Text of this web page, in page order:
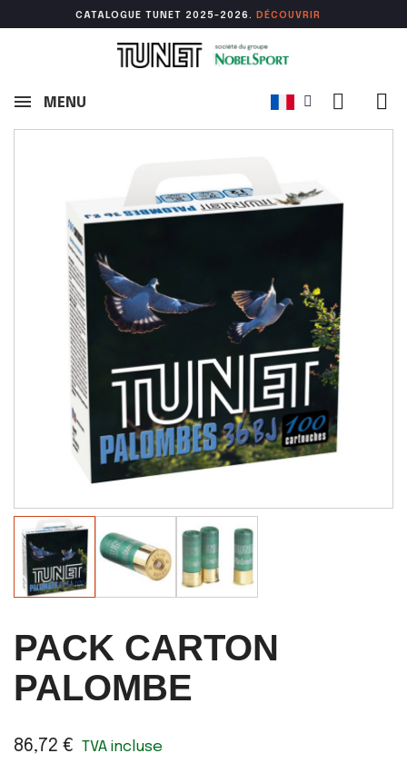
CATALOGUE TUNET 2025-2026. DÉCOUVR IR
MENU
PACK CARTON
PALOMBE
86,72 € TVA incluse